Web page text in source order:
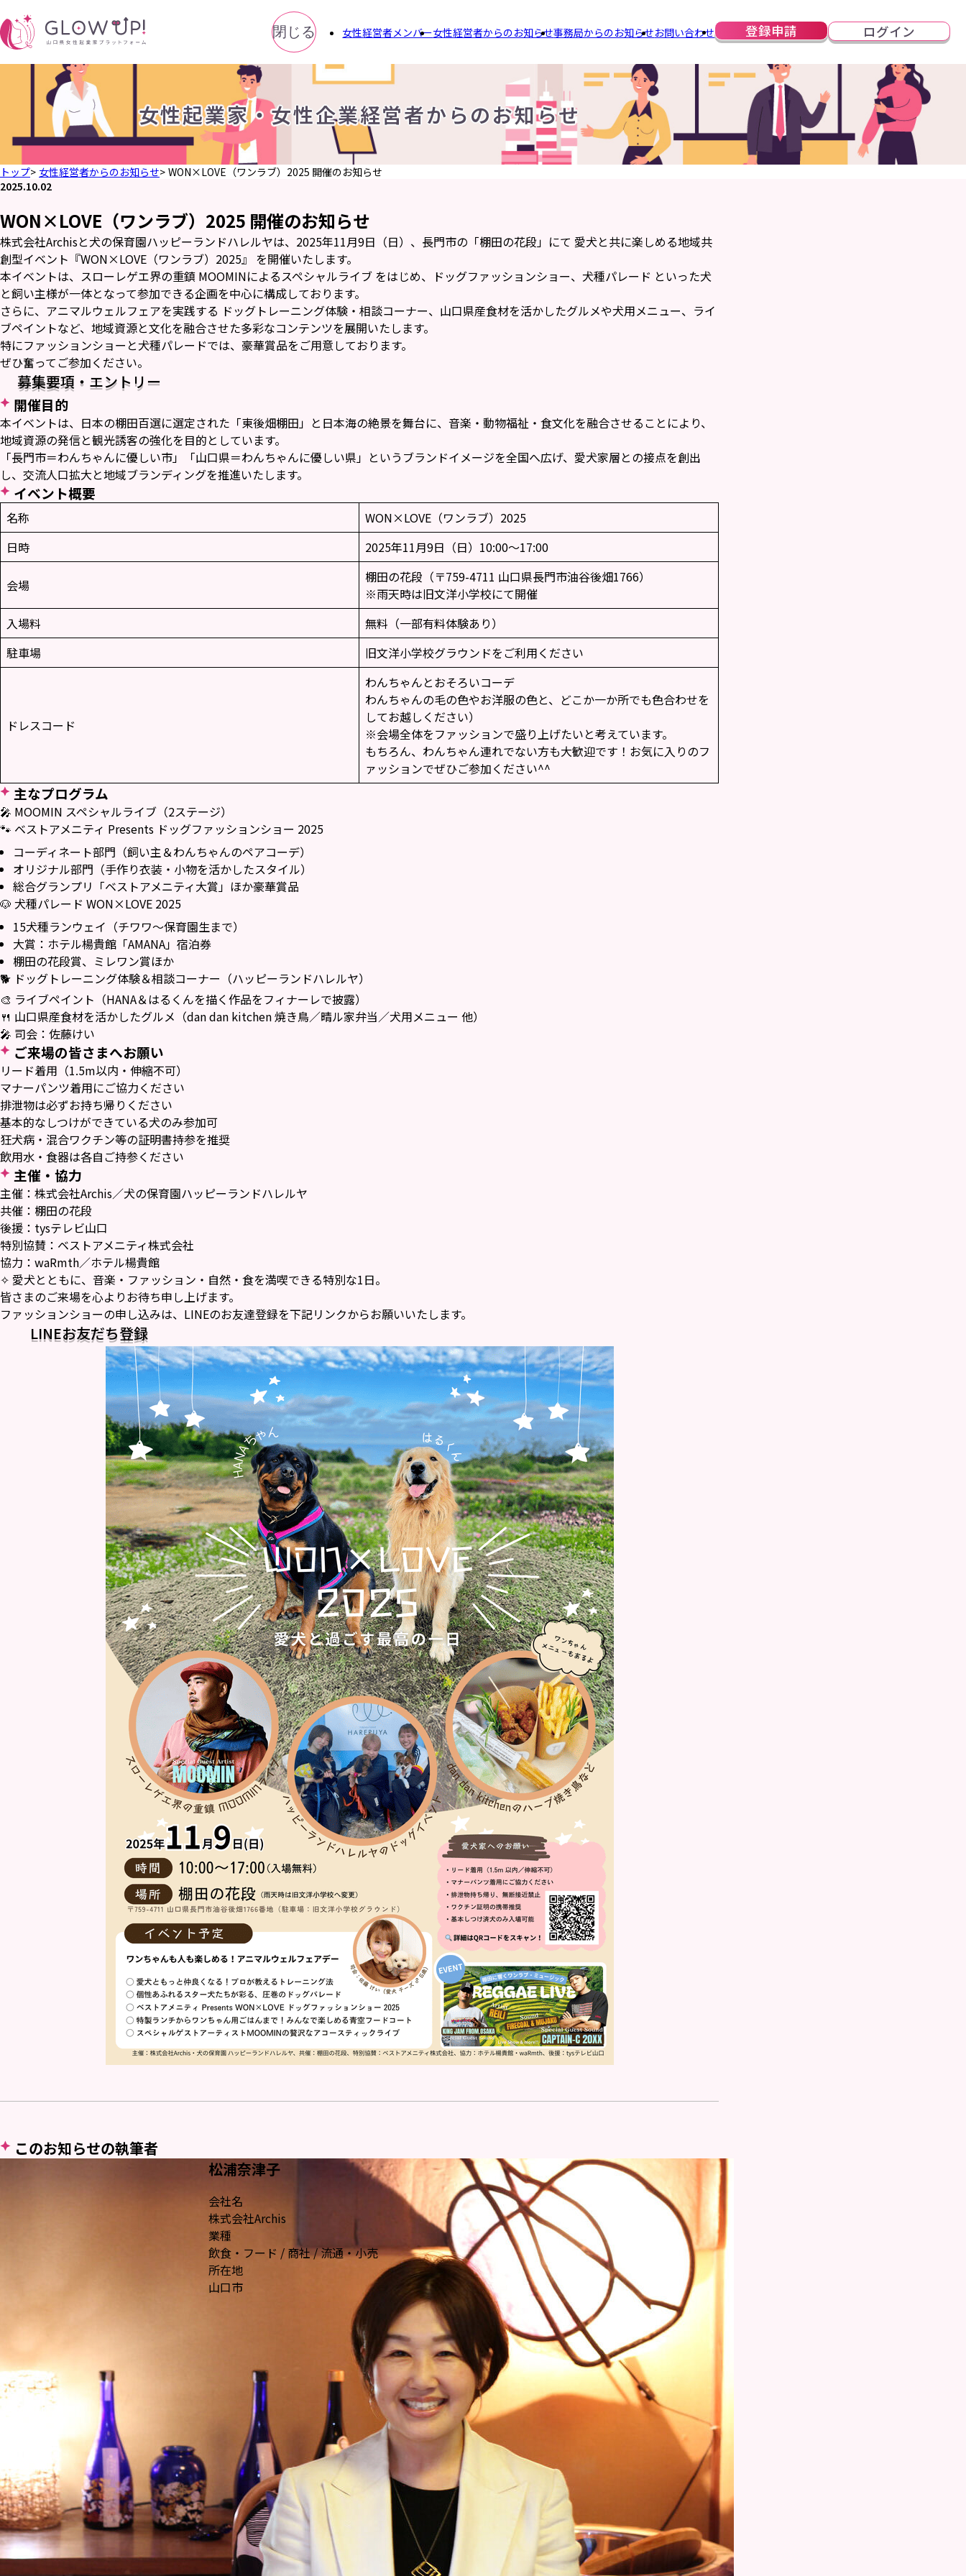
閉じる 女性経営者メンバー女性経営者からのお知らせ事務局からのお知らせお問い合わせ 登録申請 ログイン
女性起業家・女性企業経営者からのお知らせ
トップ 女性経営者からのお知らせ
WON×LOVE（ワンラブ）2025 開催のお知らせ
2025.10.02
WON×LOVE（ワンラブ）2025 開催のお知らせ
株式会社Archisと犬の保育園ハッピーランドハレルヤは、2025年11月9日（日）、長門市の「棚田の花段」にて 愛犬と共に楽しめる地域共
創型イベント『WON×LOVE（ワンラブ）2025』 を開催いたします。
本イベントは、スローレゲエ界の重鎮 MOOMINによるスペシャルライブ をはじめ、ドッグファッションショー、犬種パレード といった犬
と飼い主様が一体となって参加できる企画を中心に構成しております。
さらに、アニマルウェルフェアを実践する ドッグトレーニング体験・相談コーナー、山口県産食材を活かしたグルメや犬用メニュー、ライ
ブペイントなど、地域資源と文化を融合させた多彩なコンテンツを展開いたします。
特にファッションショーと犬種パレードでは、豪華賞品をご用意しております。
ぜひ奮ってご参加ください。
募集要項・エントリー
開催目的
本イベントは、日本の棚田百選に選定された「東後畑棚田」と日本海の絶景を舞台に、音楽・動物福祉・食文化を融合させることにより、
地域資源の発信と観光誘客の強化を目的としています。
「長門市＝わんちゃんに優しい市」「山口県＝わんちゃんに優しい県」というブランドイメージを全国へ広げ、愛犬家層との接点を創出
し、交流人口拡大と地域ブランディングを推進いたします。
イベント概要
名称
WON×LOVE（ワンラブ）2025
日時
2025年11月9日（日）10:00〜17:00
会場
棚田の花段（〒759-4711 山口県長門市油谷後畑1766）
※雨天時は旧文洋小学校にて開催
入場料
無料（一部有料体験あり）
駐車場
旧文洋小学校グラウンドをご利用ください
ドレスコード
わんちゃんとおそろいコーデ
わんちゃんの毛の色やお洋服の色と、どこか一か所でも色合わせを
してお越しください）
※会場全体をファッションで盛り上げたいと考えています。
もちろん、わんちゃん連れでない方も大歓迎です！お気に入りのフ
ァッションでぜひご参加ください^^
主なプログラム
🎤 MOOMIN スペシャルライブ（2ステージ）
🐾 ベストアメニティ Presents ドッグファッションショー 2025
コーディネート部門（飼い主＆わんちゃんのペアコーデ）
オリジナル部門（手作り衣装・小物を活かしたスタイル）
総合グランプリ「ベストアメニティ大賞」ほか豪華賞品
🐶 犬種パレード WON×LOVE 2025
15犬種ランウェイ（チワワ〜保育園生まで）
大賞：ホテル楊貴館「AMANA」宿泊券
棚田の花段賞、ミレワン賞ほか
🐕 ドッグトレーニング体験＆相談コーナー（ハッピーランドハレルヤ）
🎨 ライブペイント（HANA＆はるくんを描く作品をフィナーレで披露）
🍴 山口県産食材を活かしたグルメ（dan dan kitchen 焼き鳥／晴ル家弁当／犬用メニュー 他）
🎤 司会：佐藤けい
ご来場の皆さまへお願い
リード着用（1.5m以内・伸縮不可）
マナーパンツ着用にご協力ください
排泄物は必ずお持ち帰りください
基本的なしつけができている犬のみ参加可
狂犬病・混合ワクチン等の証明書持参を推奨
飲用水・食器は各自ご持参ください
主催・協力
主催：株式会社Archis／犬の保育園ハッピーランドハレルヤ
共催：棚田の花段
後援：tysテレビ山口
特別協賛：ベストアメニティ株式会社
協力：waRmth／ホテル楊貴館
✧ 愛犬とともに、音楽・ファッション・自然・食を満喫できる特別な1日。
皆さまのご来場を心よりお待ち申し上げます。
ファッションショーの申し込みは、LINEのお友達登録を下記リンクからお願いいたします。
LINEお友だち登録
このお知らせの執筆者
松浦奈津子
会社名
株式会社Archis
業種
飲食・フード / 商社 / 流通・小売
所在地
山口市